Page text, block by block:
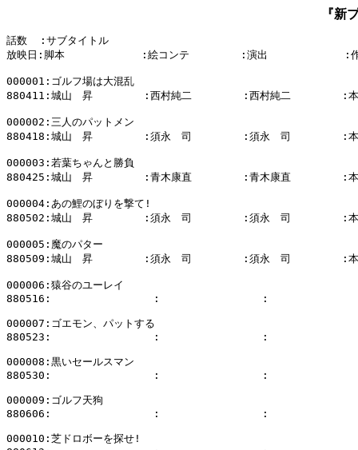
『新
話数  :サブタイトル
放映日:脚本            :絵コンテ        :演出            :作
000001:ゴルフ場は大混乱
880411:城山　昇        :西村純二        :西村純二        :本
000002:三人のパットメン
880418:城山　昇        :須永　司        :須永　司        :本
000003:若葉ちゃんと勝負
880425:城山　昇        :青木康直        :青木康直        :本
000004:あの鯉のぼりを撃て!
880502:城山　昇        :須永　司        :須永　司        :本
000005:魔のパター
880509:城山　昇        :須永　司        :須永　司        :本
000006:猿谷のユーレイ
880516:                :                :
000007:ゴエモン、パットする
880523:                :                :
000008:黒いセールスマン
880530:                :                :
000009:ゴルフ天狗
880606:                :                :
000010:芝ドロボーを探せ!